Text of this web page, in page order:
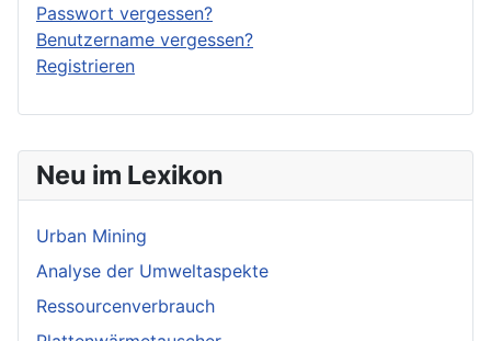
Neu im Lexikon
Urban Mining
Analyse der Umweltaspekte
Ressourcenverbrauch
Passwort vergessen?
Benutzername vergessen?
Registrieren